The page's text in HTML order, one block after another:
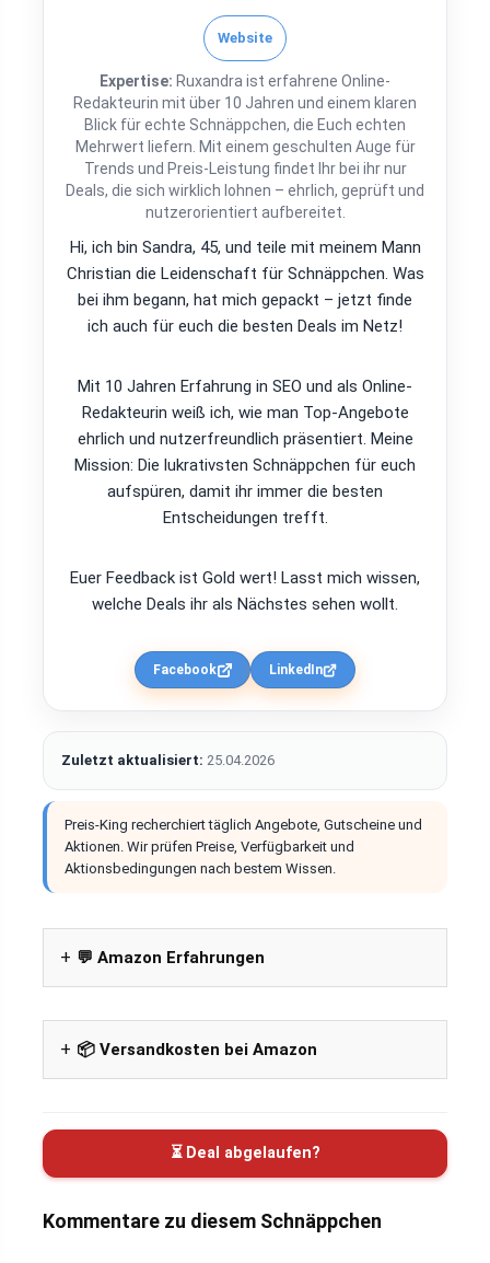
Website
Expertise: Ruxandra ist erfahrene Online-
Redakteurin mit über 10 Jahren und einem klaren
Blick für echte Schnäppchen, die Euch echten
Mehrwert liefern. Mit einem geschulten Auge für
Trends und Preis-Leistung findet Ihr bei ihr nur
Deals, die sich wirklich lohnen – ehrlich, geprüft und
nutzerorientiert aufbereitet.
Hi, ich bin Sandra, 45, und teile mit meinem Mann
Christian die Leidenschaft für Schnäppchen. Was
bei ihm begann, hat mich gepackt – jetzt finde
ich auch für euch die besten Deals im Netz!
Mit 10 Jahren Erfahrung in SEO und als Online-
Redakteurin weiß ich, wie man Top-Angebote
ehrlich und nutzerfreundlich präsentiert. Meine
Mission: Die lukrativsten Schnäppchen für euch
aufspüren, damit ihr immer die besten
Entscheidungen trefft.
Euer Feedback ist Gold wert! Lasst mich wissen,
welche Deals ihr als Nächstes sehen wollt.
Facebook LinkedIn
Zuletzt aktualisiert: 25.04.2026
Preis-King recherchiert täglich Angebote, Gutscheine und
Aktionen. Wir prüfen Preise, Verfügbarkeit und
Aktionsbedingungen nach bestem Wissen.
💬 Amazon Erfahrungen
📦 Versandkosten bei Amazon
⏳ Deal abgelaufen?
Kommentare zu diesem Schnäppchen